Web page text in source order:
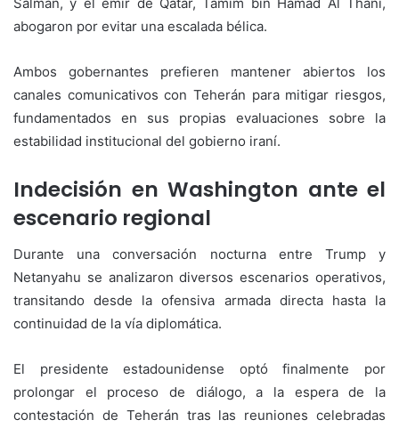
Salman, y el emir de Qatar, Tamim bin Hamad Al Thani,
abogaron por evitar una escalada bélica.
Ambos gobernantes prefieren mantener abiertos los
canales comunicativos con Teherán para mitigar riesgos,
fundamentados en sus propias evaluaciones sobre la
estabilidad institucional del gobierno iraní.
Indecisión en Washington ante el
escenario regional
Durante una conversación nocturna entre Trump y
Netanyahu se analizaron diversos escenarios operativos,
transitando desde la ofensiva armada directa hasta la
continuidad de la vía diplomática.
El presidente estadounidense optó finalmente por
prolongar el proceso de diálogo, a la espera de la
contestación de Teherán tras las reuniones celebradas